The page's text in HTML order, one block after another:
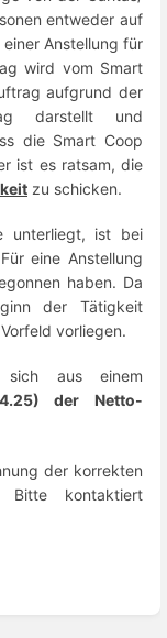
entweder auf
Anstellung für
wird vom Smart
aufgrund der
darstellt und
die Smart Coop
ist es ratsam, die
zu schicken.
unterliegt, ist bei
eine Anstellung
haben. Da
der Tätigkeit
vorliegen.
sich aus einem
der Netto-
der korrekten
Bitte kontaktiert